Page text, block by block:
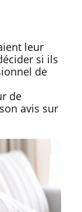
leur
si ils
de
de
avis sur